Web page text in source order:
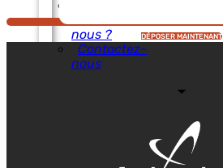
nous ?
Contactez-
nous
DÉPOSER MAINTENANT